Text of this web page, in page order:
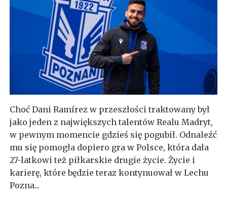
Choć Dani Ramírez w przeszłości traktowany był
jako jeden z największych talentów Realu Madryt,
w pewnym momencie gdzieś się pogubił. Odnaleźć
mu się pomogła dopiero gra w Polsce, która dała
27-latkowi też piłkarskie drugie życie. Życie i
karierę, które będzie teraz kontynuował w Lechu
Pozna...